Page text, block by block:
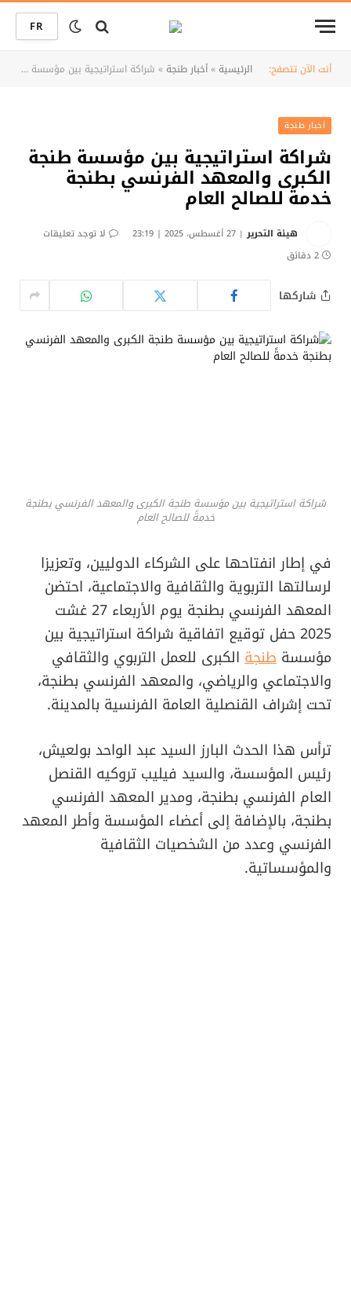
FR
أنت الآن تتصفح: الرئيسية»أخبار طنجة» شراكة استراتيجية بين مؤسسة طنجة الكبرى والمعهد الفرنسي بطنجة خدمةً للصالح العام
أخبار طنجة
شراكة استراتيجية بين مؤسسة طنجة
الكبرى والمعهد الفرنسي بطنجة
خدمةً للصالح العام
هيئة التحرير 27 أغسطس، 2025 | 23:19
لا توجد تعليقات
2 دقائق
شاركها
شراكة استراتيجية بين مؤسسة طنجة الكبرى والمعهد الفرنسي بطنجة
خدمةً للصالح العام
في إطار انفتاحها على الشركاء الدوليين، وتعزيزا
لرسالتها التربوية والثقافية والاجتماعية، احتضن
المعهد الفرنسي بطنجة يوم الأربعاء 27 غشت
2025 حفل توقيع اتفاقية شراكة استراتيجية بين
مؤسسة طنجة الكبرى للعمل التربوي والثقافي
والاجتماعي والرياضي، والمعهد الفرنسي بطنجة،
تحت إشراف القنصلية العامة الفرنسية بالمدينة.
ترأس هذا الحدث البارز السيد عبد الواحد بولعيش،
رئيس المؤسسة، والسيد فيليب تروكيه القنصل
العام الفرنسي بطنجة، ومدير المعهد الفرنسي
بطنجة، بالإضافة إلى أعضاء المؤسسة وأطر المعهد
الفرنسي وعدد من الشخصيات الثقافية
والمؤسساتية.